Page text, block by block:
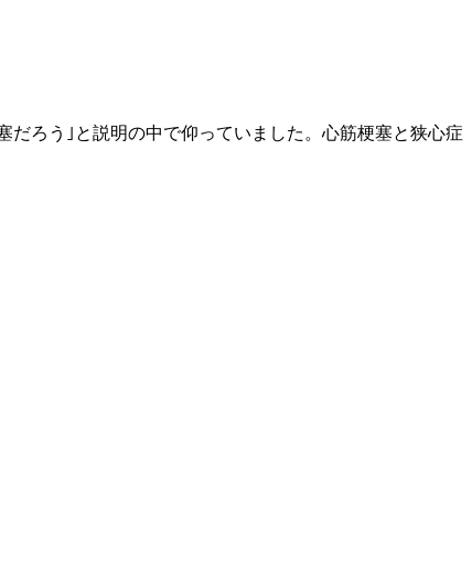
ろう｣と説明の中で仰っていました。心筋梗塞と狭心症